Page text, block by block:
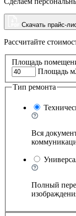
Скачать прайс-
Рассчитайте
Площадь
Площадь
Тип ремонта
Вся
Полный